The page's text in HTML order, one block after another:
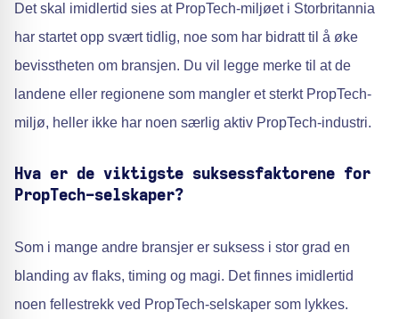
Det skal imidlertid sies at PropTech-miljøet i Storbritannia
har startet opp svært tidlig, noe som har bidratt til å øke
bevisstheten om bransjen. Du vil legge merke til at de
landene eller regionene som mangler et sterkt PropTech-
miljø, heller ikke har noen særlig aktiv PropTech-industri.
Hva er de viktigste suksessfaktorene for
PropTech-selskaper?
Som i mange andre bransjer er suksess i stor grad en
blanding av flaks, timing og magi. Det finnes imidlertid
noen fellestrekk ved PropTech-selskaper som lykkes.